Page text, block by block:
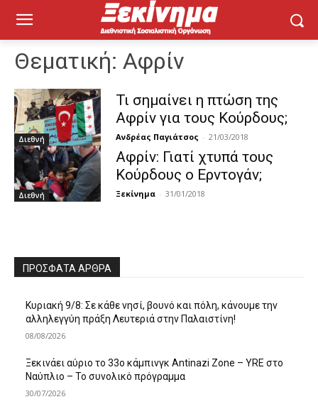
Θεματική: Αφρίν
Διεθνή
Τι σημαίνει η πτώση της
Αφρίν για τους Κούρδους;
Ανδρέας Παγιάτσος - 21/03/2018
Διεθνή
Αφρίν: Γιατί χτυπά τους
Κούρδους ο Ερντογάν;
Ξεκίνημα - 31/01/2018
ΠΡΌΣΦΑΤΑ ΆΡΘΡΑ
Κυριακή 9/8: Σε κάθε νησί, βουνό και πόλη, κάνουμε την
αλληλεγγύη πράξη Λευτεριά στην Παλαιστίνη!
08/08/2026
Ξεκινάει αύριο το 33ο κάμπινγκ Antinazi Zone – YRE στο
Ναύπλιο – Το συνολικό πρόγραμμα
30/07/2026